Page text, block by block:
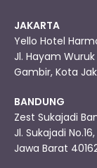
JAKARTA
Yello Hotel
Jl. Hayam Wuruk
Gambir, Kota
BANDUNG
Zest Sukajadi
Jl. Sukajadi
Jawa Barat